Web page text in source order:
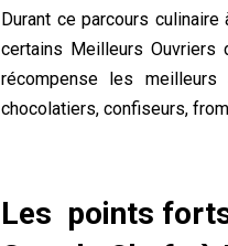
Durant ce parcours
certains Meilleurs Ouvriers
récompense les meilleurs
chocolatiers, confiseurs,
Les points